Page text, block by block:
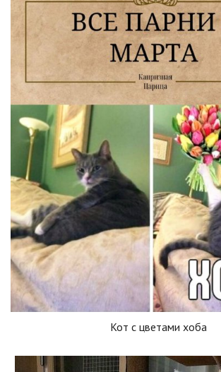
Кот с цветами хоба